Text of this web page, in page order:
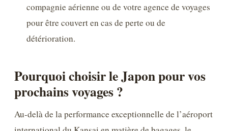
compagnie aérienne ou de votre agence de voyages
pour être couvert en cas de perte ou de
détérioration.
Pourquoi choisir le Japon pour vos
prochains voyages ?
Au-delà de la performance exceptionnelle de l’aéroport